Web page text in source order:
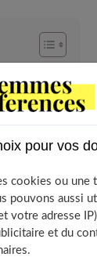
lever
jour
chose
pour vos
cookies ou
pouvons aussi
votre adresse
et du